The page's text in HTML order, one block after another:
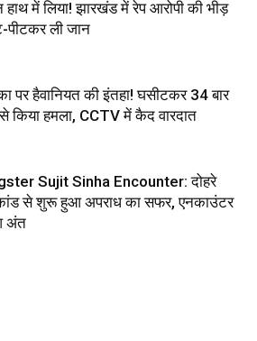
में लिया! झारखंड में रेप आरोपी की भीड़
पीटकर ली जान
पर हैवानियत की इंतहा! घसीटकर 34 बार
किया हमला, CCTV में कैद वारदात
Sujit Sinha Encounter: दोहरे
से शुरू हुआ अपराध का सफर, एनकाउंटर
अंत